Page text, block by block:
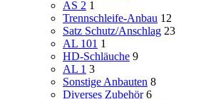
AS 2 1
Trennschleife-Anbau 12
Satz Schutz/Anschlag 23
AL 101 1
HD-Schläuche 9
AL 1 3
Sonstige Anbauten 8
Diverses Zubehör 6